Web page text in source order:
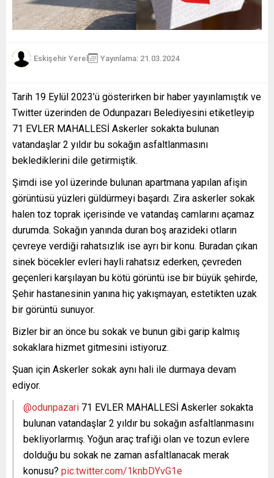
Eskişehir Yerel Yayınlama: 21.03.2024
Tarih 19 Eylül 2023’ü gösterirken bir haber yayınlamıştık ve
Twitter üzerinden de Odunpazarı Belediyesini etiketleyip
71 EVLER MAHALLESİ Askerler sokakta bulunan
vatandaşlar 2 yıldır bu sokağın asfaltlanmasını
beklediklerini dile getirmiştik.
Şimdi ise yol üzerinde bulunan apartmana yapılan afişin
görüntüsü yüzleri güldürmeyi başardı. Zira askerler sokak
halen toz toprak içerisinde ve vatandaş camlarını açamaz
durumda. Sokağın yanında duran boş arazideki otların
çevreye verdiği rahatsızlık ise ayrı bir konu. Buradan çıkan
sinek böcekler evleri hayli rahatsız ederken, çevreden
geçenleri karşılayan bu kötü görüntü ise bir büyük şehirde,
Şehir hastanesinin yanına hiç yakışmayan, estetikten uzak
bir görüntü sunuyor.
Bizler bir an önce bu sokak ve bunun gibi garip kalmış
sokaklara hizmet gitmesini istiyoruz.
Şuan için Askerler sokak aynı hali ile durmaya devam
ediyor.
@odunpazari 71 EVLER MAHALLESİ Askerler sokakta
bulunan vatandaşlar 2 yıldır bu sokağın asfaltlanmasını
bekliyorlarmış. Yoğun araç trafiği olan ve tozun evlere
dolduğu bu sokak ne zaman asfaltlanacak merak
konusu? pic.twitter.com/1knbDYvG1e